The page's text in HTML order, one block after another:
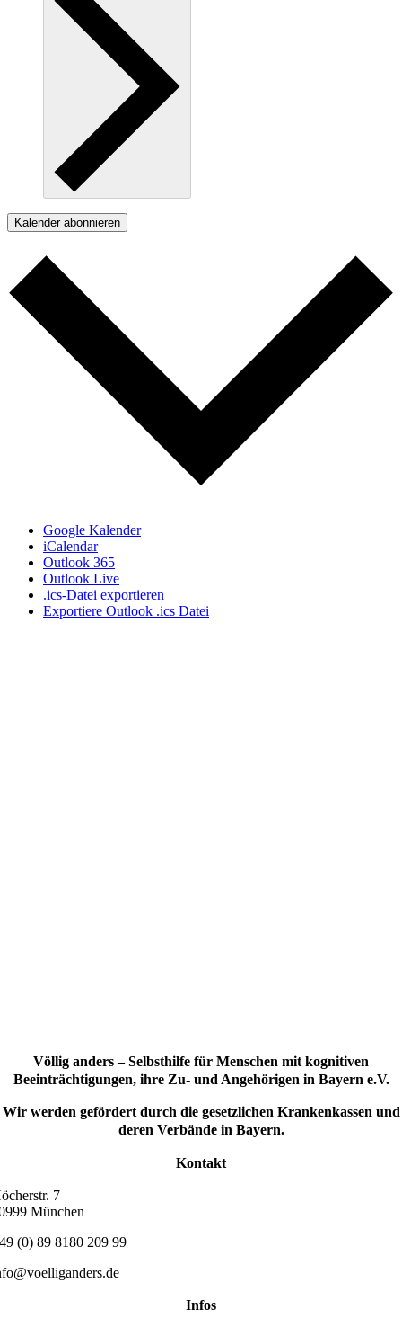
Kalender abonnieren
Google Kalender
iCalendar
Outlook 365
Outlook Live
.ics-Datei exportieren
Exportiere Outlook .ics Datei
Völlig anders – Selbsthilfe für Menschen mit kognitiven
Beeinträchtigungen, ihre Zu- und Angehörigen in Bayern e.V.
Wir werden gefördert durch die gesetzlichen Krankenkassen und
deren Verbände in Bayern.
Kontakt
7
München
(0) 89 8180 209 99
Infos